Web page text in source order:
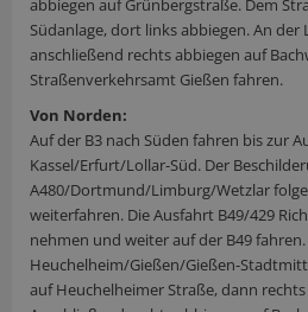
abbiegen auf Grünbergstraße. Dem
Südanlage, dort links abbiegen. An
anschließend rechts abbiegen auf
Straßenverkehrsamt Gießen fahren.
Von Norden:
Auf der B3 nach Süden fahren bis zur
Kassel/Erfurt/Lollar-Süd. Der
A480/Dortmund/Limburg/Wetzlar
weiterfahren. Die Ausfahrt B49/429
nehmen und weiter auf der B49
Heuchelheim/Gießen/Gießen-
auf Heuchelheimer Straße, dann